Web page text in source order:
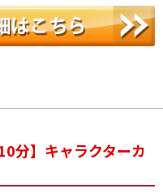
分】キャラクターカ